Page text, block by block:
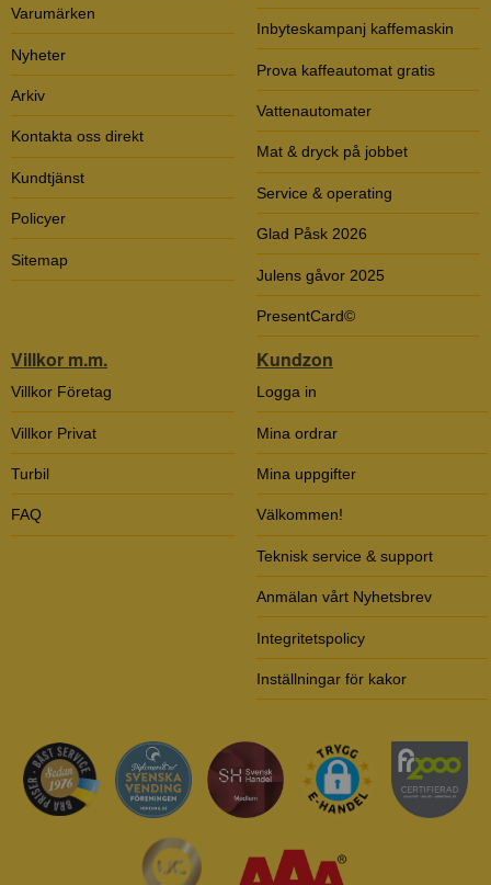
Varumärken
Nyheter
Arkiv
Kontakta oss direkt
Kundtjänst
Policyer
Sitemap
Inbyteskampanj kaffemaskin
Prova kaffeautomat gratis
Vattenautomater
Mat & dryck på jobbet
Service & operating
Glad Påsk 2026
Julens gåvor 2025
PresentCard©
Villkor m.m.
Villkor Företag
Villkor Privat
Turbil
FAQ
Kundzon
Logga in
Mina ordrar
Mina uppgifter
Välkommen!
Teknisk service & support
Anmälan vårt Nyhetsbrev
Integritetspolicy
Inställningar för kakor